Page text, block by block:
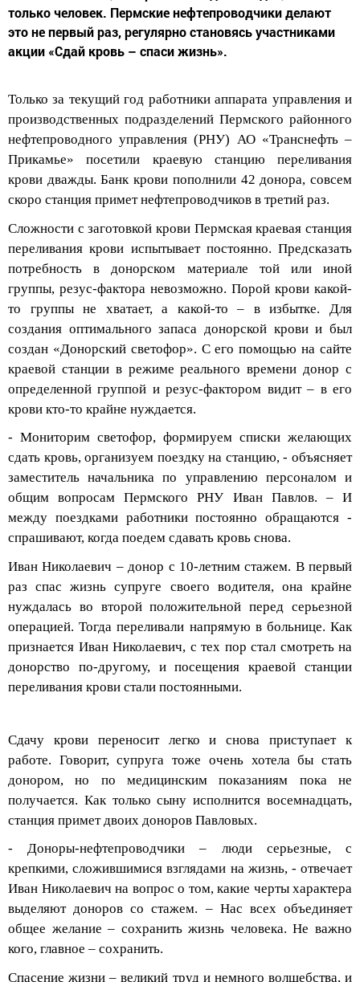
это не первый раз, регулярно становясь участниками
акции «Сдай кровь – спаси жизнь».
производственных подразделений Пермскогорайонного
нефтепроводного управления (РНУ)АО «Транснефть –
Прикамье» посетили краевую станцию переливания
крови дважды.Банк кровипополнили 42 донора, совсем
скоро станция приметнефтепроводчиковв третий раз.
Сложности с заготовкой крови Пермская краевая станция
переливания крови испытывает постоянно. Предсказать
потребность в донорском материалетой или иной
группы, резус-фактора невозможно. Порой крови какой-
то группы не хватает, а какой-то – в избытке. Для
создания оптимального запаса донорской крови и был
создан «Донорский светофор». С его помощью на сайте
краевой станции в режиме реального времени донор с
определенной группой и резус-фактором видит – в его
крови кто-то крайне нуждается.
-Мониторимсветофор, формируем списки желающих
сдать кровь, организуем поездку на станцию, - объясняет
заместитель начальника поуправлению персоналом и
общим вопросамПермского РНУ Иван Павлов. – И
между поездками работники постоянно обращаются -
спрашивают, когда поедем сдавать кровь снова.
Иван Николаевич – донор с 10-летним стажем. В первый
раз спас жизнь супруге своего водителя,она крайне
нуждалась во второй положительной перед серьезной
операцией. Тогда переливали напрямую в больнице. Как
признается Иван Николаевич, с тех пор стал смотреть на
донорство по-другому, и посещения краевой станции
переливания крови стали постоянными.
работе. Говорит, супруга тоже очень хотела бы стать
донором, но по медицинским показаниям пока не
получается. Как только сыну исполнится восемнадцать,
станция примет двоих доноров Павловых.
- Доноры-нефтепроводчики– люди серьезные, с
крепкими, сложившимися взглядами на жизнь, - отвечает
Иван Николаевич на вопрос о том, какие черты характера
выделяют доноров со стажем. – Нас всех объединяет
общее желание – с охранитьжизнь человека . Неважно
кого, главное – с охранить.
Спасение жизни – великий труд и немного волшебства, и
все доноры здесь немного волшебники. Их магия – в